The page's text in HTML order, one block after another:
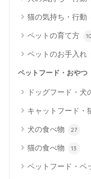
猫の気持ち・行動
ペットの育て方 10
ペットのお手入れ
ペットフード・おやつ
ドッグフード・犬
キャットフード・
犬の食べ物 27
猫の食べ物 13
ペットフード・ペ